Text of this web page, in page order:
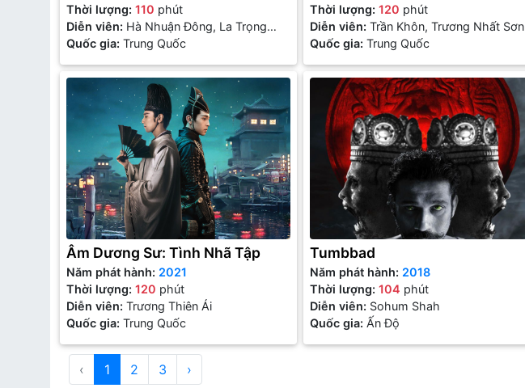
Thời lượng: 110 phút
Diễn viên: Hà Nhuận Đông, La Trọng
Khiêm
Quốc gia: Trung Quốc
Thời lượng: 120 phút
Diễn viên: Trần Khôn, Trương Nhất Sơn
Quốc gia: Trung Quốc
Âm Dương Sư: Tình Nhã Tập
Năm phát hành: 2021
Thời lượng: 120 phút
Diễn viên: Trương Thiên Ái
Quốc gia: Trung Quốc
Tumbbad
Năm phát hành: 2018
Thời lượng: 104 phút
Diễn viên: Sohum Shah
Quốc gia: Ấn Độ
‹ 1 2 3 ›